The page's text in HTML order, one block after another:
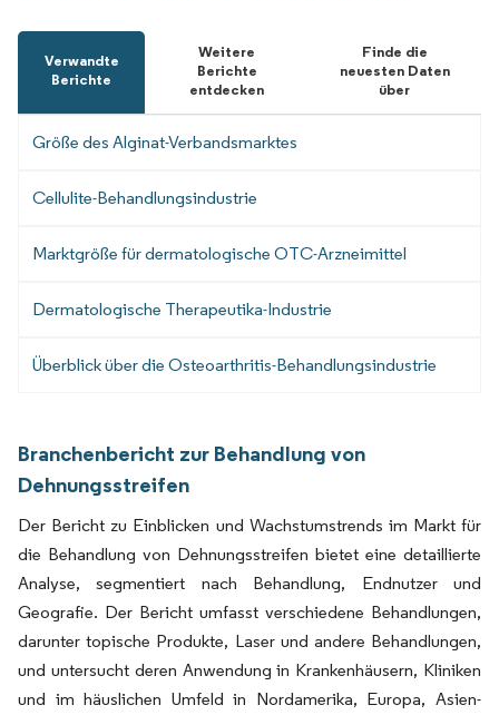
Verwandte
Berichte
Weitere
Berichte
entdecken
Finde die
neuesten Daten
über
Größe des Alginat-Verbandsmarktes
Cellulite-Behandlungsindustrie
Marktgröße für dermatologische OTC-Arzneimittel
Dermatologische Therapeutika-Industrie
Überblick über die Osteoarthritis-Behandlungsindustrie
Branchenbericht zur Behandlung von
Dehnungsstreifen
Der Bericht zu Einblicken und Wachstumstrends im Markt für
die Behandlung von Dehnungsstreifen bietet eine detaillierte
Analyse, segmentiert nach Behandlung, Endnutzer und
Geografie. Der Bericht umfasst verschiedene Behandlungen,
darunter topische Produkte, Laser und andere Behandlungen,
und untersucht deren Anwendung in Krankenhäusern, Kliniken
und im häuslichen Umfeld in Nordamerika, Europa, Asien-